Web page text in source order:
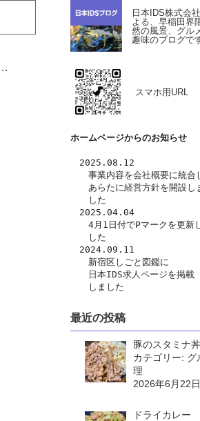
日本IDS株式会
よる、早稲田界
然の風景、グル
趣味のブログで
スマホ用URL
ホームページからのお知らせ
2025.08.12
事業内容を会社概要に統合
あらたに経営方針を開設し
した
2025.04.04
4月1日付でPマークを更新
した
2024.09.11
新宿区しごと図鑑に
日本IDS求人ページを掲載
しました
最近の投稿
豚のスタミナ丼
カテゴリー: グ
理
2026年6月22日
ドライカレー